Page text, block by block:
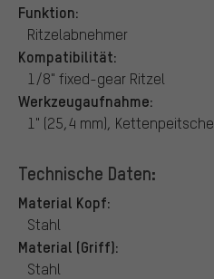
Funktion:
Ritzelabnehmer
Kompatibilität:
1/8" fixed-gear Ritzel
Werkzeugaufnahme:
1" (25,4 mm), Kettenpeitsche
Technische Daten:
Material Kopf:
Stahl
Material (Griff):
Stahl